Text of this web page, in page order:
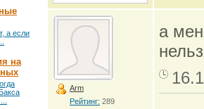
а если
на
Arm
Рейтинг: 289
а